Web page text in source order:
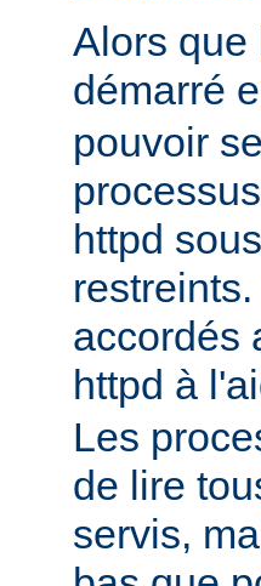
Alors que
démarré
pouvoir
httpd
accordés
httpd à
Les
de lire
servis,